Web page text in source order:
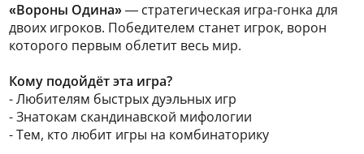
«Вороны Одина»— стратегическая игра-гонка для
двоих игроков. Победителем станет игрок, ворон
которого первым облетит весь мир.
Кому подойдёт эта игра?
- Любителям быстрых дуэльных игр
- Знатокам скандинавской мифологии
- Тем, кто любит игры на комбинаторику